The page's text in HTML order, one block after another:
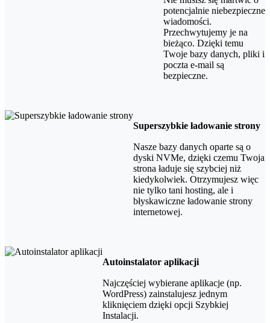
potencjalnie niebezpieczne
wiadomości.
Przechwytujemy je na
bieżąco. Dzięki temu
Twoje bazy danych, pliki i
poczta e-mail są
bezpieczne.
Superszybkie ładowanie strony
Nasze bazy danych oparte są o
dyski NVMe, dzięki czemu Twoja
strona ładuje się szybciej niż
kiedykolwiek. Otrzymujesz więc
nie tylko tani hosting, ale i
błyskawiczne ładowanie strony
internetowej.
Autoinstalator aplikacji
Najczęściej wybierane aplikacje (np.
WordPress) zainstalujesz jednym
kliknięciem dzięki opcji Szybkiej
Instalacji.